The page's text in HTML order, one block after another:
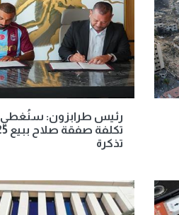
رئيس طرابزون: سنُغطي
تذكرة